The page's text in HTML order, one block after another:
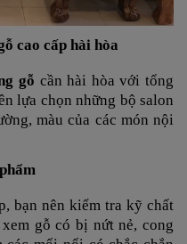
cao cấp hài hòa
gỗ cần hài hòa với tổng
lựa chọn những bộ salon
màu của các món nội
bạn nên kiểm tra kỹ chất
gỗ có bị nứt nẻ, cong